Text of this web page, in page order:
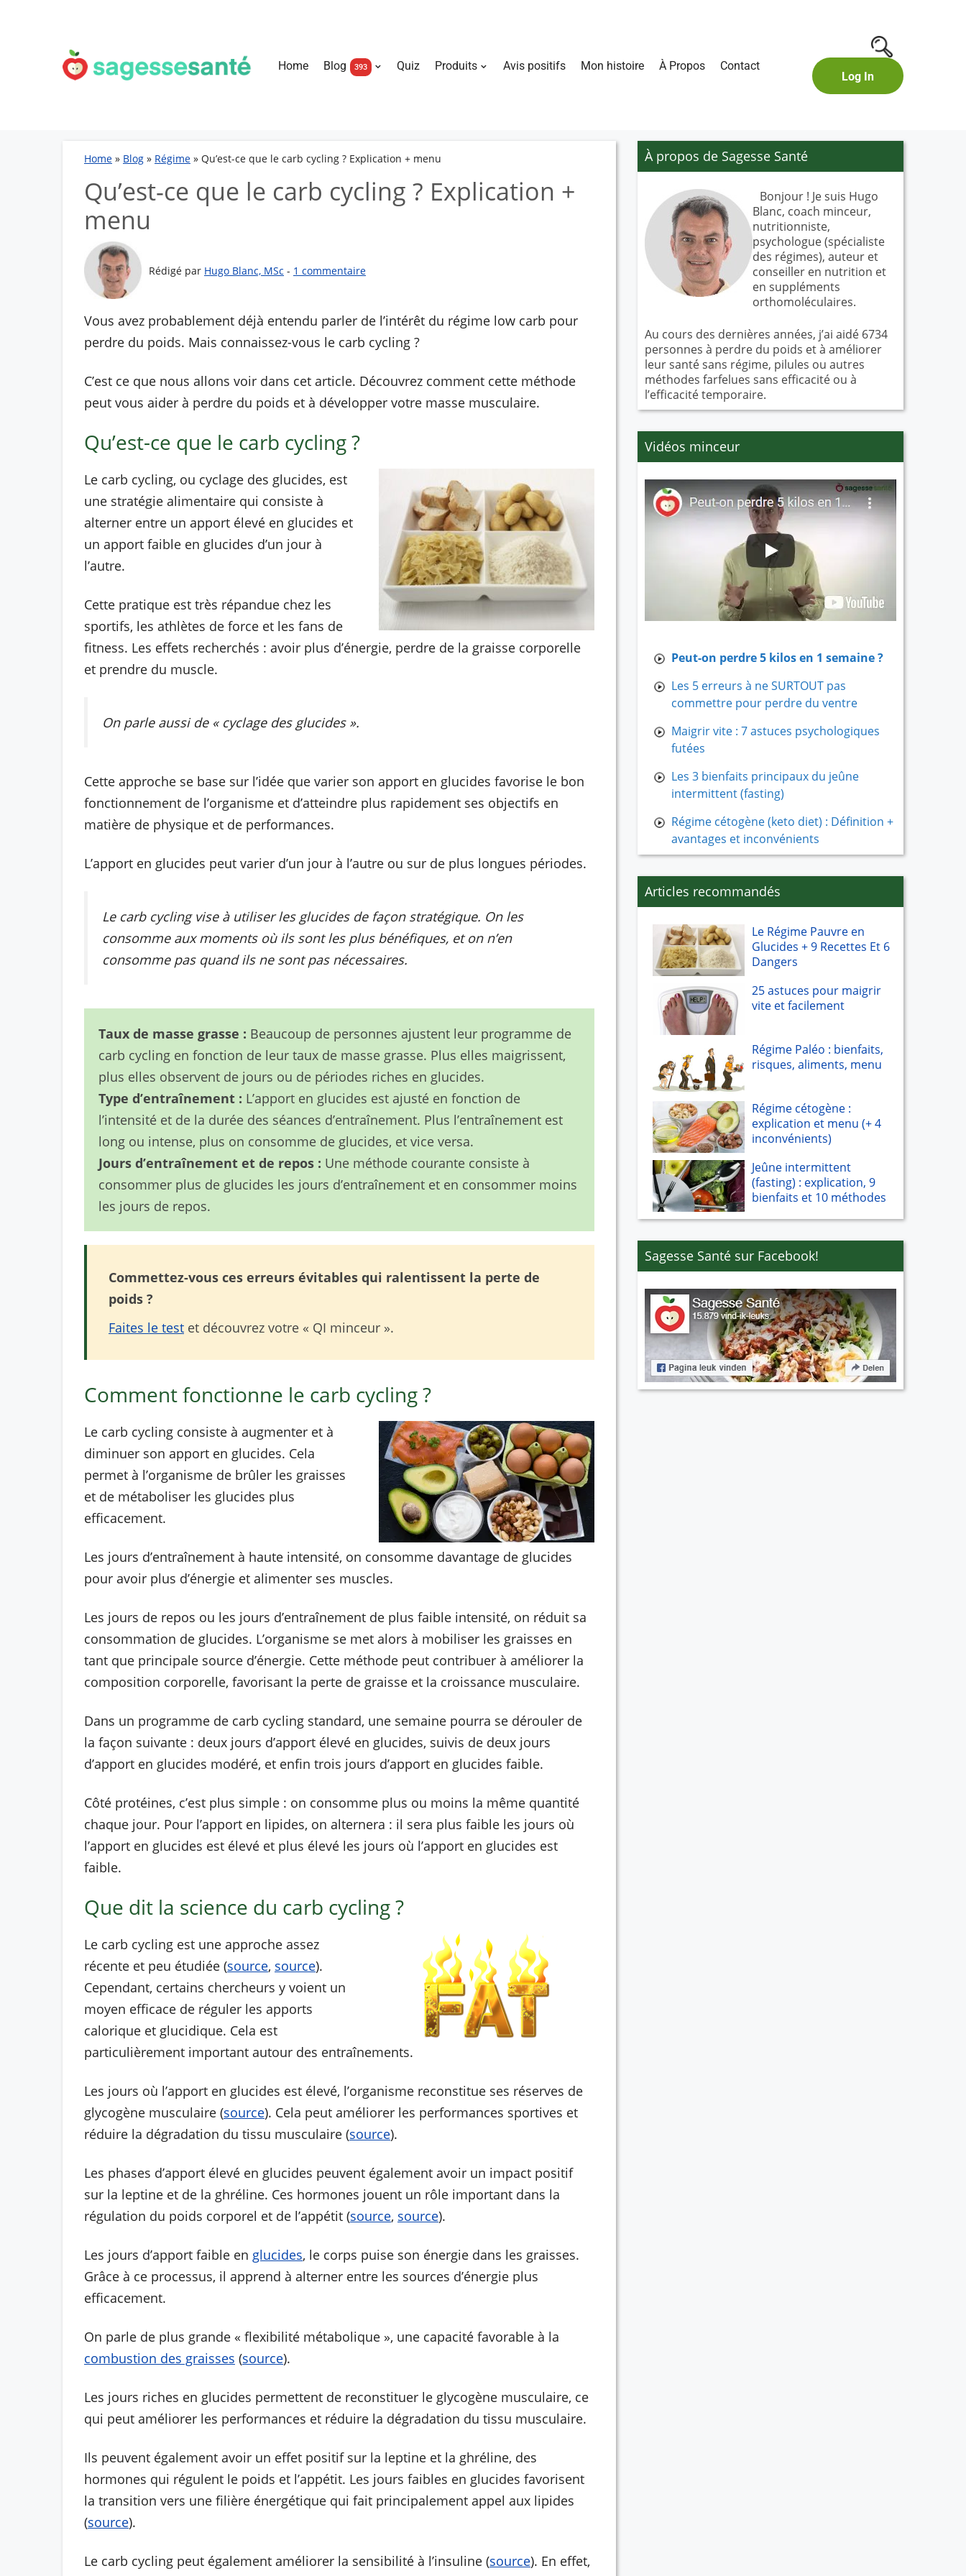
Home Blog 393 Quiz Produits Avis positifs Mon histoire À Propos Contact
Log In
Home » Blog » Régime » Qu’est-ce que le carb cycling ? Explication + menu
Qu’est-ce que le carb cycling ? Explication +
menu
Rédigé par Hugo Blanc, MSc - 1 commentaire
Vous avez probablement déjà entendu parler de l’intérêt du régime low carb pour
perdre du poids. Mais connaissez-vous le carb cycling ?
C’est ce que nous allons voir dans cet article. Découvrez comment cette méthode
peut vous aider à perdre du poids et à développer votre masse musculaire.
Qu’est-ce que le carb cycling ?
Le carb cycling, ou cyclage des glucides, est
une stratégie alimentaire qui consiste à
alterner entre un apport élevé en glucides et
un apport faible en glucides d’un jour à
l’autre.
Cette pratique est très répandue chez les
sportifs, les athlètes de force et les fans de
fitness. Les effets recherchés : avoir plus d’énergie, perdre de la graisse corporelle
et prendre du muscle.
On parle aussi de « cyclage des glucides ».
Cette approche se base sur l’idée que varier son apport en glucides favorise le bon
fonctionnement de l’organisme et d’atteindre plus rapidement ses objectifs en
matière de physique et de performances.
L’apport en glucides peut varier d’un jour à l’autre ou sur de plus longues périodes.
Le carb cycling vise à utiliser les glucides de façon stratégique. On les
consomme aux moments où ils sont les plus bénéfiques, et on n’en
consomme pas quand ils ne sont pas nécessaires.
Taux de masse grasse : Beaucoup de personnes ajustent leur programme de
carb cycling en fonction de leur taux de masse grasse. Plus elles maigrissent,
plus elles observent de jours ou de périodes riches en glucides.
Type d’entraînement : L’apport en glucides est ajusté en fonction de
l’intensité et de la durée des séances d’entraînement. Plus l’entraînement est
long ou intense, plus on consomme de glucides, et vice versa.
Jours d’entraînement et de repos : Une méthode courante consiste à
consommer plus de glucides les jours d’entraînement et en consommer moins
les jours de repos.
Commettez-vous ces erreurs évitables qui ralentissent la perte de
poids ?
Faites le test et découvrez votre « QI minceur ».
Comment fonctionne le carb cycling ?
Le carb cycling consiste à augmenter et à
diminuer son apport en glucides. Cela
permet à l’organisme de brûler les graisses
et de métaboliser les glucides plus
efficacement.
Les jours d’entraînement à haute intensité, on consomme davantage de glucides
pour avoir plus d’énergie et alimenter ses muscles.
Les jours de repos ou les jours d’entraînement de plus faible intensité, on réduit sa
consommation de glucides. L’organisme se met alors à mobiliser les graisses en
tant que principale source d’énergie. Cette méthode peut contribuer à améliorer la
composition corporelle, favorisant la perte de graisse et la croissance musculaire.
Dans un programme de carb cycling standard, une semaine pourra se dérouler de
la façon suivante : deux jours d’apport élevé en glucides, suivis de deux jours
d’apport en glucides modéré, et enfin trois jours d’apport en glucides faible.
Côté protéines, c’est plus simple : on consomme plus ou moins la même quantité
chaque jour. Pour l’apport en lipides, on alternera : il sera plus faible les jours où
l’apport en glucides est élevé et plus élevé les jours où l’apport en glucides est
faible.
Que dit la science du carb cycling ?
Le carb cycling est une approche assez
récente et peu étudiée (source, source).
Cependant, certains chercheurs y voient un
moyen efficace de réguler les apports
calorique et glucidique. Cela est
particulièrement important autour des entraînements.
Les jours où l’apport en glucides est élevé, l’organisme reconstitue ses réserves de
glycogène musculaire (source). Cela peut améliorer les performances sportives et
réduire la dégradation du tissu musculaire (source).
Les phases d’apport élevé en glucides peuvent également avoir un impact positif
sur la leptine et de la ghréline. Ces hormones jouent un rôle important dans la
régulation du poids corporel et de l’appétit (source, source).
Les jours d’apport faible en glucides, le corps puise son énergie dans les graisses.
Grâce à ce processus, il apprend à alterner entre les sources d’énergie plus
efficacement.
On parle de plus grande « flexibilité métabolique », une capacité favorable à la
combustion des graisses (source).
Les jours riches en glucides permettent de reconstituer le glycogène musculaire, ce
qui peut améliorer les performances et réduire la dégradation du tissu musculaire.
Ils peuvent également avoir un effet positif sur la leptine et la ghréline, des
hormones qui régulent le poids et l’appétit. Les jours faibles en glucides favorisent
la transition vers une filière énergétique qui fait principalement appel aux lipides
(source).
Le carb cycling peut également améliorer la sensibilité à l’insuline (source). En effet,
À propos de Sagesse Santé
Bonjour ! Je suis Hugo
Blanc, coach minceur,
nutritionniste,
psychologue (spécialiste
des régimes), auteur et
conseiller en nutrition et
en suppléments
orthomoléculaires.
Au cours des dernières années, j’ai aidé 6734
personnes à perdre du poids et à améliorer
leur santé sans régime, pilules ou autres
méthodes farfelues sans efficacité ou à
l’efficacité temporaire.
Vidéos minceur
Peut-on perdre 5 kilos en 1 semaine ?
Les 5 erreurs à ne SURTOUT pas
commettre pour perdre du ventre
Maigrir vite : 7 astuces psychologiques
futées
Les 3 bienfaits principaux du jeûne
intermittent (fasting)
Régime cétogène (keto diet) : Définition +
avantages et inconvénients
Articles recommandés
Le Régime Pauvre en
Glucides + 9 Recettes Et 6
Dangers
25 astuces pour maigrir
vite et facilement
Régime Paléo : bienfaits,
risques, aliments, menu
Régime cétogène :
explication et menu (+ 4
inconvénients)
Jeûne intermittent
(fasting) : explication, 9
bienfaits et 10 méthodes
Sagesse Santé sur Facebook!